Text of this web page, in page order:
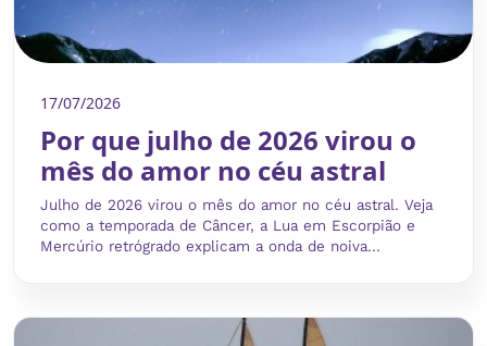
17/07/2026
Por que julho de 2026 virou o
mês do amor no céu astral
Julho de 2026 virou o mês do amor no céu astral. Veja
como a temporada de Câncer, a Lua em Escorpião e
Mercúrio retrógrado explicam a onda de noiva...